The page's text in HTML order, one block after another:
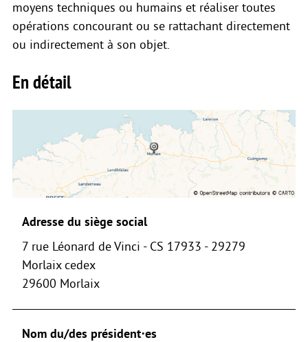
moyens techniques ou humains et réaliser toutes
opérations concourant ou se rattachant directement
ou indirectement à son objet.
En détail
Adresse du siège social
7 rue Léonard de Vinci - CS 17933 - 29279
Morlaix cedex
29600 Morlaix
Nom du/des président⋅es